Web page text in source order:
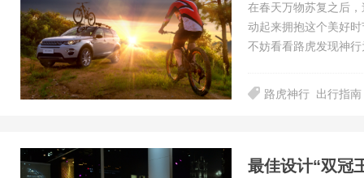
在春天万物苏复之后
动起来拥抱这个美好
不妨看看路虎发现神
路虎神行 出行指南
最佳设计“双冠